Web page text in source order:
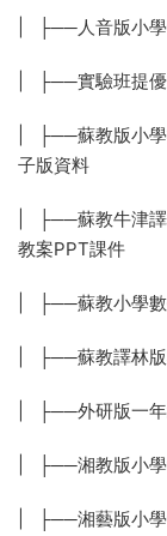
| ├──人音版小
| ├──實驗班提
| ├──蘇教版小
子版資料
| ├──蘇教牛津譯
教案PPT課件
| ├──蘇教小學
| ├──蘇教譯林
| ├──外研版一
| ├──湘教版小
| ├──湘藝版小